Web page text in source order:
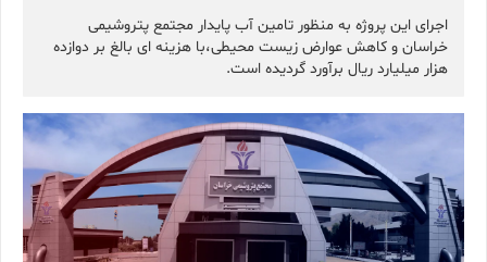
اجرای این پروژه به منظور تامین آب پایدار مجتمع پتروشیمی
خراسان و کاهش عوارض زیست محیطی،با هزینه ای بالغ بر دوازده
هزار میلیارد ریال برآورد گردیده است.